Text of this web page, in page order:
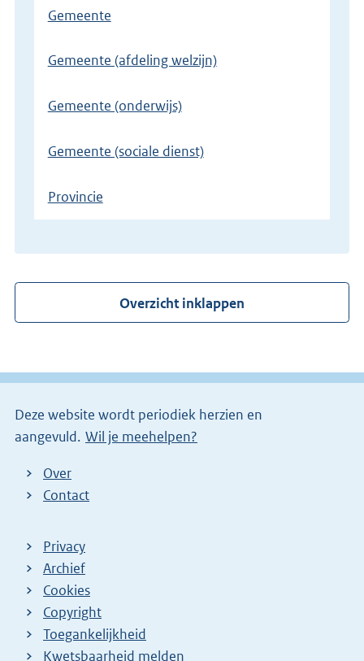
Gemeente
Gemeente (afdeling welzijn)
Gemeente (onderwijs)
Gemeente (sociale dienst)
Provincie
Overzicht inklappen
Deze website wordt periodiek herzien en
aangevuld. Wil je meehelpen?
Over
Contact
Privacy
Archief
Cookies
Copyright
Toegankelijkheid
Kwetsbaarheid melden